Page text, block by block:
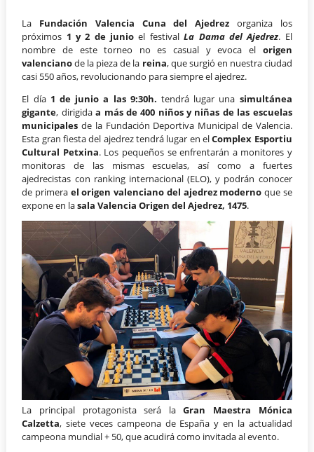
La Fundación Valencia Cuna del Ajedrez organiza los
próximos 1 y 2 de junio el festivalLa Dama del Ajedrez. El
nombre de este torneo no es casual y evoca el origen
valencianode la pieza de la reina, que surgió en nuestra ciudad
casi 550 años, revolucionando para siempre el ajedrez.
El día1 de junio a las 9:30h. tendrá lugar una simultánea
gigante, dirigidaa más de 400 niños y niñas de las escuelas
municipales de la Fundación Deportiva Municipal de Valencia.
Esta gran fiesta del ajedrez tendrá lugar en elComplex Esportiu
Cultural Petxina. Los pequeños se enfrentarán a monitores y
monitoras de las mismas escuelas, así como a fuertes
ajedrecistas con ranking internacional (ELO), y podrán conocer
de primera el origen valenciano del ajedrez moderno que se
expone en lasala Valencia Origen del Ajedrez, 1475.
La principal protagonista será laGran Maestra
Mónica
Calzetta, siete veces campeona de España y en la actualidad
campeona mundial + 50, que acudirá como invitada al evento.